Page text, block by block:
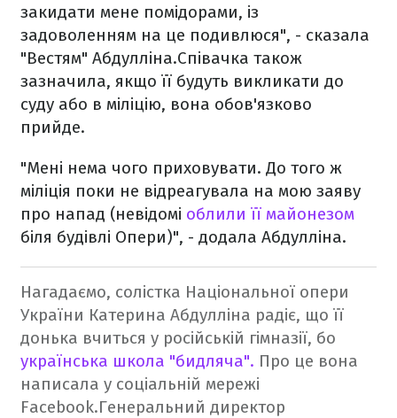
закидати мене помідорами, із
задоволенням на це подивлюся", - сказала
"Вестям" Абдулліна.Співачка також
зазначила, якщо її будуть викликати до
суду або в міліцію, вона обов'язково
прийде.
"Мені нема чого приховувати. До того ж
міліція поки не відреагувала на мою заяву
про напад (невідомі облили її майонезом
біля будівлі Опери)", - додала Абдулліна.
Нагадаємо, солістка Національної опери
України Катерина Абдулліна радіє, що її
донька вчиться у російській гімназії, бо
українська школа "бидляча". Про це вона
написала у соціальній мережі
Facebook.Генеральний директор